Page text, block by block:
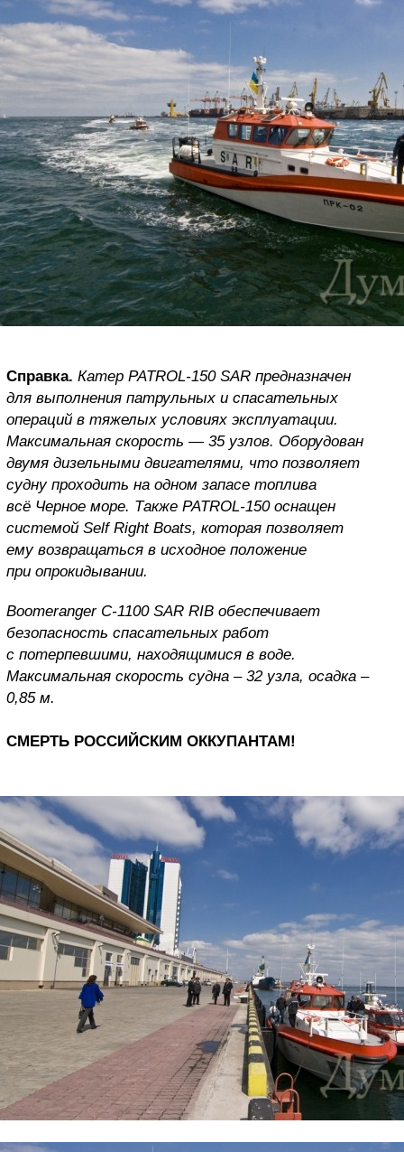
Справка. Катер PATROL-150 SAR предназначен
для выполнения патрульных и спасательных
операций в тяжелых условиях эксплуатации.
Максимальная скорость — 35 узлов. Оборудован
двумя дизельными двигателями, что позволяет
судну проходить на одном запасе топлива
всё Черное море. Также PATROL-150 оснащен
системой Self Right Boats, которая позволяет
ему возвращаться в исходное положение
при опрокидывании.
Boomeranger C-1100 SAR RIB обеспечивает
безопасность спасательных работ
с потерпевшими, находящимися в воде.
Максимальная скорость судна – 32 узла, осадка –
0,85 м.
СМЕРТЬ РОССИЙСКИМ ОККУПАНТАМ!